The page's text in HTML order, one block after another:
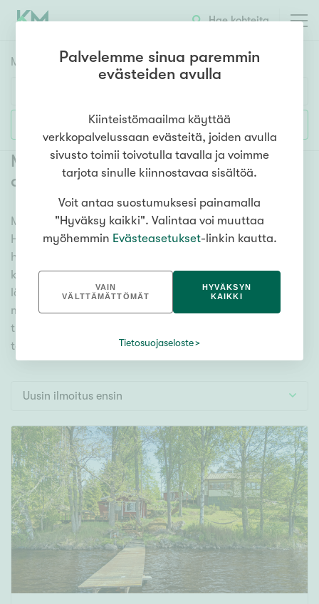
Hae kohteita
Myyntikohteet
Huoneluku
1h 2h 3h 4h 5h+
Asuntotyyppi
Kerros-/luhtitalo
Rivitalo/paritalo
Omakoti-/erillistalo
Maa- tai metsätila
Vapaa-ajan asunto
Autotalli
Hinta
000 000 €
Pinta-ala
Asuinpinta-ala Kokonaispinta-ala
Lisää hakuehtoja
Myytävät mökit ja vapaa-ajan
asunnot Heitunlahti (1)
Meiltä löydät myytävät mökit ja vapaa-ajan asunnot
Heitunlahti, olitpa etsimässä huvilaa, kesämökkiä tai
hiihtomajaa. Useat vaihtoehdot ja maan kattava
kiinteistönvälittäjien verkostomme auttavat sinua
löytämään unelmiesi mökin. Katso alta kaikki
myytävät mökit ja vapaa-ajan asunnot Heitunlahti ja
tutustu mieleiseesi. Meiltä löydät unelmiesi
täyttymyksen!
Uusin ilmoitus ensin
Palvelemme sinua paremmin
evästeiden avulla
Kiinteistömaailma käyttää
verkkopalvelussaan evästeitä, joiden avulla
sivusto toimii toivotulla tavalla ja voimme
tarjota sinulle kiinnostavaa sisältöä.
Voit antaa suostumuksesi painamalla
"Hyväksy kaikki". Valintaa voi muuttaa
myöhemmin Evästeasetukset-linkin kautta.
VAIN
VÄLTTÄMÄTTÖMÄT
HYVÄKSYN
KAIKKI
Tietosuojaseloste